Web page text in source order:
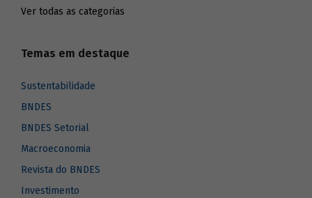
Ver todas as categorias
Temas em destaque
Sustentabilidade
BNDES
BNDES Setorial
Macroeconomia
Revista do BNDES
Investimento